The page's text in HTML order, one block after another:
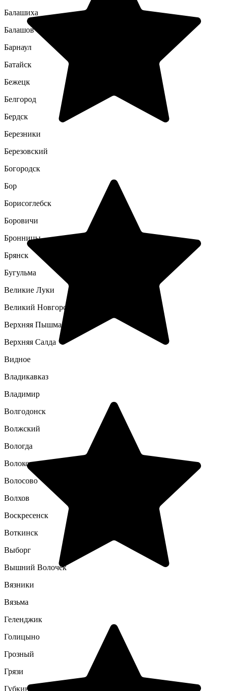
Балашиха
Балашов
Барнаул
Батайск
Бежецк
Белгород
Бердск
Березники
Березовский
Богородск
Бор
Борисоглебск
Боровичи
Бронницы
Брянск
Бугульма
Великие Луки
Великий Новгород
Верхняя Пышма
Верхняя Салда
Видное
Владикавказ
Владимир
Волгодонск
Волжский
Вологда
Волоколамск
Волосово
Волхов
Воскресенск
Воткинск
Выборг
Вышний Волочек
Вязники
Вязьма
Геленджик
Голицыно
Грозный
Грязи
Губкин